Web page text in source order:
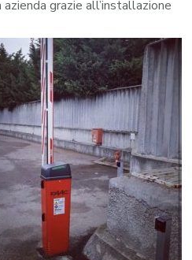
grazie all’installazione